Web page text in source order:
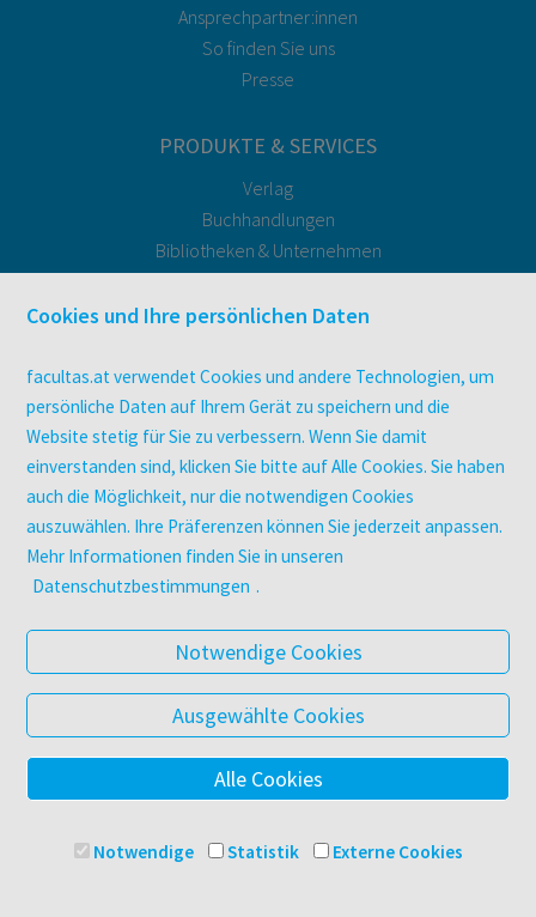
Ansprechpartner:innen
So finden Sie uns
Presse
PRODUKTE & SERVICES
Verlag
Buchhandlungen
Bibliotheken & Unternehmen
Druckerei facultas druckt.
Zeitschriften
Digitale Angebote
UNTERNEHMEN
Über facultas
facultas Kooperationen
Arbeiten bei facultas
Datenschutz & Cookies
AGB
Barrierefreiheit
© 2025 Facultas Verlags- und Buchhandels AG
Cookies und Ihre persönlichen Daten
facultas.at verwendet Cookies und andere Technologien, um
persönliche Daten auf Ihrem Gerät zu speichern und die
Website stetig für Sie zu verbessern. Wenn Sie damit
einverstanden sind, klicken Sie bitte auf Alle Cookies. Sie haben
auch die Möglichkeit, nur die notwendigen Cookies
auszuwählen. Ihre Präferenzen können Sie jederzeit anpassen.
Mehr Informationen finden Sie in unseren
Datenschutzbestimmungen .
Notwendige Cookies
Ausgewählte Cookies
Alle Cookies
Notwendige Statistik Externe Cookies